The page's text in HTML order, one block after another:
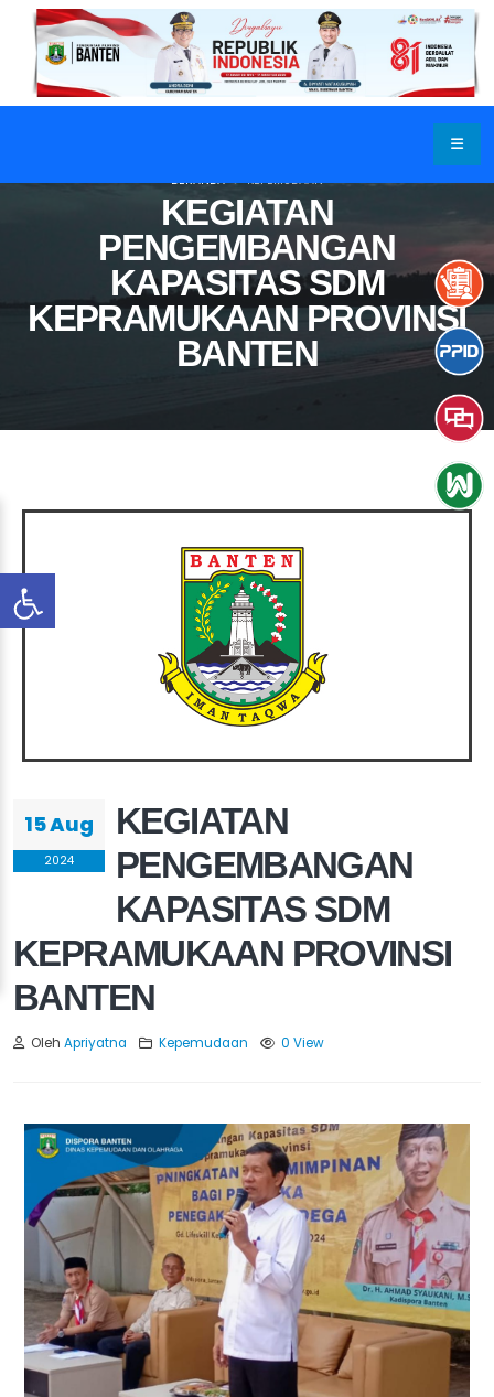
KEGIATAN
PENGEMBANGAN
KAPASITAS SDM
KEPRAMUKAAN PROVINSI
BANTEN
BERANDA KEPEMUDAAN
15 Aug
2024
KEGIATAN
PENGEMBANGAN
KAPASITAS SDM
KEPRAMUKAAN PROVINSI
BANTEN
Oleh Apriyatna Kepemudaan 0 View